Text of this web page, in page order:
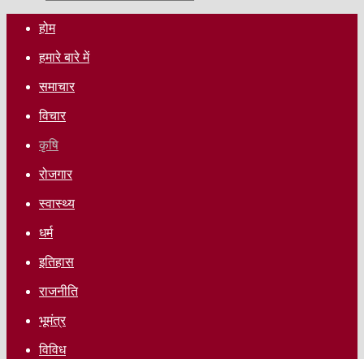
होम
हमारे बारे में
समाचार
विचार
कृषि
रोजगार
स्वास्थ्य
धर्म
इतिहास
राजनीति
भूमंत्र
विविध